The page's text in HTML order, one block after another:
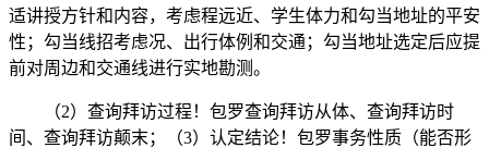
适讲授方针和内容，考虑程远近、学生体力和勾当地址的平安
性；勾当线招考虑况、出行体例和交通；勾当地址选定后应提
前对周边和交通线进行实地勘测。
（2）查询拜访过程！包罗查询拜访从体、查询拜访时
间、查询拜访颠末；（3）认定结论！包罗事务性质（能否形